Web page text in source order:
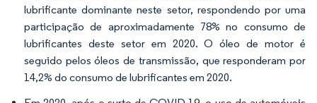
lubrificante dominante neste setor, respondendo por uma
participação de aproximadamente 78% no consumo de
lubrificantes deste setor em 2020. O óleo de motor é
seguido pelos óleos de transmissão, que responderam por
14,2% do consumo de lubrificantes em 2020.